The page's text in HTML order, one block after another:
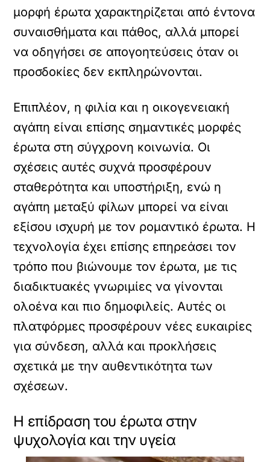
μορφή έρωτα χαρακτηρίζεται από έντονα
συναισθήματα και πάθος, αλλά μπορεί
να οδηγήσει σε απογοητεύσεις όταν οι
προσδοκίες δεν εκπληρώνονται.
Επιπλέον, η φιλία και η οικογενειακή
αγάπη είναι επίσης σημαντικές μορφές
έρωτα στη σύγχρονη κοινωνία. Οι
σχέσεις αυτές συχνά προσφέρουν
σταθερότητα και υποστήριξη, ενώ η
αγάπη μεταξύ φίλων μπορεί να είναι
εξίσου ισχυρή με τον ρομαντικό έρωτα. Η
τεχνολογία έχει επίσης επηρεάσει τον
τρόπο που βιώνουμε τον έρωτα, με τις
διαδικτυακές γνωριμίες να γίνονται
ολοένα και πιο δημοφιλείς. Αυτές οι
πλατφόρμες προσφέρουν νέες ευκαιρίες
για σύνδεση, αλλά και προκλήσεις
σχετικά με την αυθεντικότητα των
σχέσεων.
Η επίδραση του έρωτα στην
ψυχολογία και την υγεία